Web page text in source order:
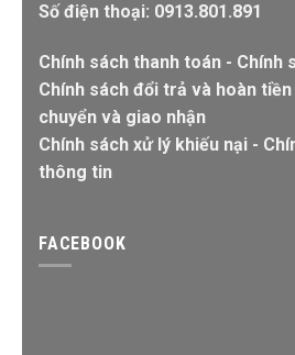
Số điện thoại: 0913.801.891
Chính sách thanh toán - Chính
Chính sách đổi trả và hoàn tiền
chuyển và giao nhận
Chính sách xử lý khiếu nại -
thông tin
FACEBOOK